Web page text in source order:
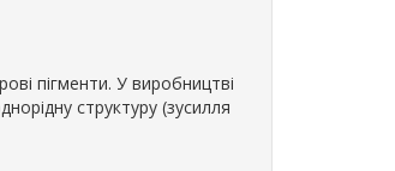
пігменти. У виробництві
структуру (зусилля